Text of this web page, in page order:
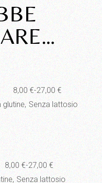
lista dei desideri
8,00€-27,00 €
Fascia
di
prezzo:
da
8,00 €
a
27,00 €
glutine Senza lattosio
lista dei desideri
8,00€-27,00€
Fascia
di
Senza lattosio